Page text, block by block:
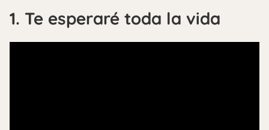
1. Te esperaré toda la vida